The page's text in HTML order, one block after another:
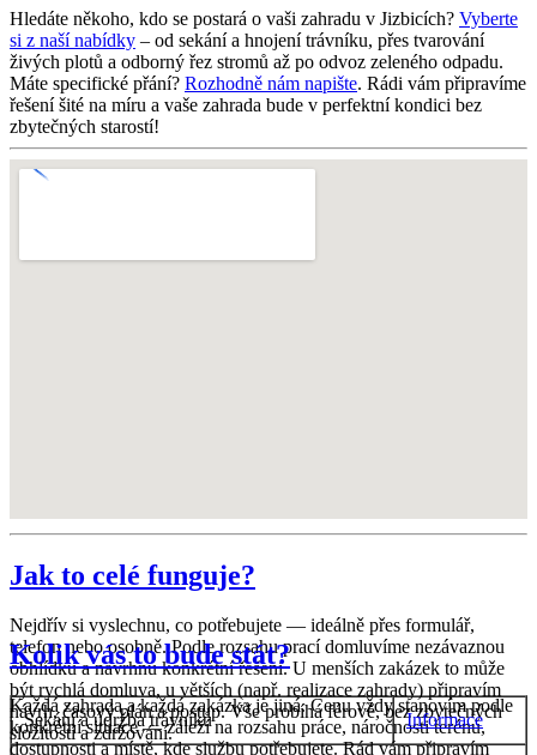
Hledáte někoho, kdo se postará o vaši zahradu v Jizbicích? Vyberte
si z naší nabídky – od sekání a hnojení trávníku, přes tvarování
živých plotů a odborný řez stromů až po odvoz zeleného odpadu.
Máte specifické přání? Rozhodně nám napište. Rádi vám připravíme
řešení šité na míru a vaše zahrada bude v perfektní kondici bez
zbytečných starostí!
Jak to celé funguje?
Nejdřív si vyslechnu, co potřebujete — ideálně přes formulář,
telefon nebo osobně. Podle rozsahu prací domluvíme nezávaznou
obhlídku a navrhnu konkrétní řešení. U menších zakázek to může
být rychlá domluva, u větších (např. realizace zahrady) připravím
návrh, časový plán a postup. Vše probíhá férově, bez zbytečných
složitostí a zdržování.
Kolik vás to bude stát?
Každá zahrada a každá zakázka je jiná. Cenu vždy stanovím podle
konkrétní situace — záleží na rozsahu práce, náročnosti terénu,
dostupnosti a místě, kde službu potřebujete. Rád vám připravím
Sekání a údržba trávníků Informace